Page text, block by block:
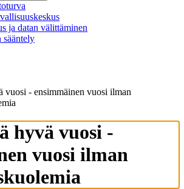
ja datan välittäminen
sääntely
vuosi - ensimmäinen vuosi ilman
hyvä vuosi -
vuosi ilman